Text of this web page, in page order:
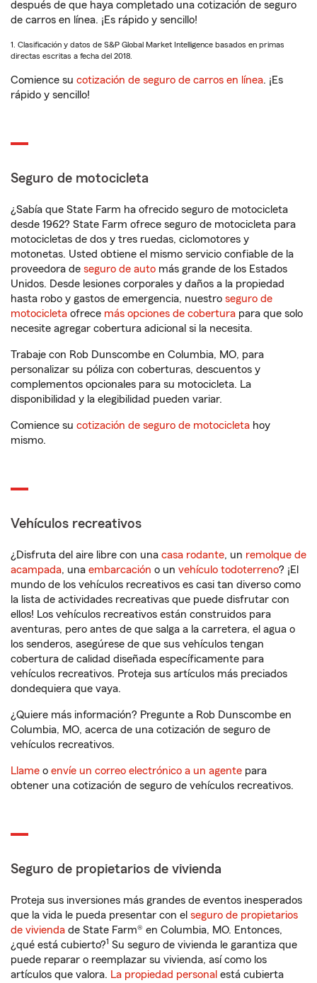
después de que haya completado una cotización de seguro
de carros en línea. ¡Es rápido y sencillo!
1. Clasificación y datos de S&P Global Market Intelligence basados en primas
directas escritas a fecha del 2018.
Comience su cotización de seguro de carros en línea. ¡Es
rápido y sencillo!
Seguro de motocicleta
¿Sabía que State Farm ha ofrecido seguro de motocicleta
desde 1962? State Farm ofrece seguro de motocicleta para
motocicletas de dos y tres ruedas, ciclomotores y
motonetas. Usted obtiene el mismo servicio confiable de la
proveedora de seguro de auto más grande de los Estados
Unidos. Desde lesiones corporales y daños a la propiedad
hasta robo y gastos de emergencia, nuestro seguro de
motocicleta ofrece más opciones de cobertura para que solo
necesite agregar cobertura adicional si la necesita.
Trabaje con Rob Dunscombe en Columbia, MO, para
personalizar su póliza con coberturas, descuentos y
complementos opcionales para su motocicleta. La
disponibilidad y la elegibilidad pueden variar.
Comience su cotización de seguro de motocicleta hoy
mismo.
Vehículos recreativos
¿Disfruta del aire libre con una casa rodante, un remolque de
acampada, una embarcación o un vehículo todoterreno? ¡El
mundo de los vehículos recreativos es casi tan diverso como
la lista de actividades recreativas que puede disfrutar con
ellos! Los vehículos recreativos están construidos para
aventuras, pero antes de que salga a la carretera, el agua o
los senderos, asegúrese de que sus vehículos tengan
cobertura de calidad diseñada específicamente para
vehículos recreativos. Proteja sus artículos más preciados
dondequiera que vaya.
¿Quiere más información? Pregunte a Rob Dunscombe en
Columbia, MO, acerca de una cotización de seguro de
vehículos recreativos.
Llame o envíe un correo electrónico a un agente para
obtener una cotización de seguro de vehículos recreativos.
Seguro de propietarios de vivienda
Proteja sus inversiones más grandes de eventos inesperados
que la vida le pueda presentar con el seguro de propietarios
de vivienda de State Farm® en Columbia, MO. Entonces,
¿qué está cubierto?1 Su seguro de vivienda le garantiza que
puede reparar o reemplazar su vivienda, así como los
artículos que valora. La propiedad personal está cubierta